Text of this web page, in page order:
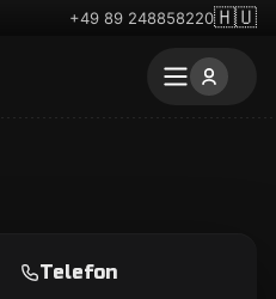
+49 89 248858220🇭🇺
Telefon